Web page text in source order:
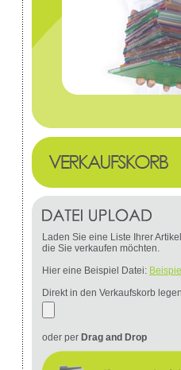
Laden Sie eine Liste Ihrer
die Sie verkaufen möchten.
Hier eine Beispiel Datei:
Direkt in den Verkaufskorb
oder per Drag and Drop